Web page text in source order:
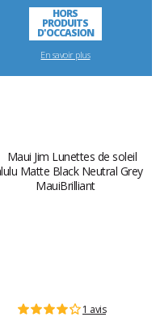
HORS
PRODUITS
D'OCCASION
En savoir plus
1 avis